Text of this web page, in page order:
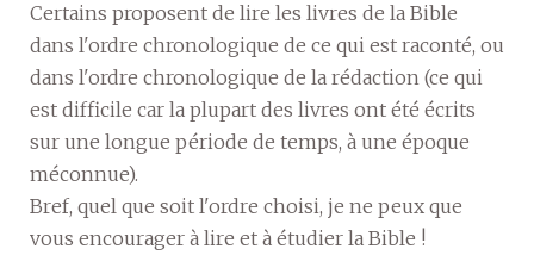
Certains proposent de lire les livres de la Bible
dans l'ordre chronologique de ce qui est raconté, ou
dans l'ordre chronologique de la rédaction (ce qui
est difficile car la plupart des livres ont été écrits
sur une longue période de temps, à une époque
méconnue).
Bref, quel que soit l'ordre choisi, je ne peux que
vous encourager à lire et à étudier la Bible !